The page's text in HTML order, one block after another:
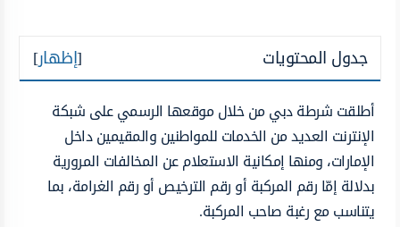
جدول المحتويات [إظهار]
أطلقت شرطة دبي من خلال موقعها الرسمي على شبكة
الإنترنت العديد من الخدمات للمواطنين والمقيمين داخل
الإمارات، ومنها إمكانية الاستعلام عن المخالفات المرورية
بدلالة إمّا رقم المركبة أو رقم الترخيص أو رقم الغرامة، بما
يتناسب مع رغبة صاحب المركبة.